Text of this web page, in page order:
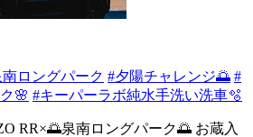
南ロングパーク #夕陽チャレンジ🌅 #
🌸 #キーパーラボ純水手洗い洗車🫧
RR×🌅泉南ロングパーク🌅 お蔵入